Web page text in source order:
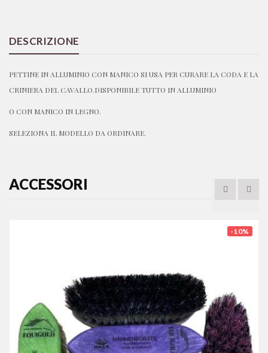
DESCRIZIONE
PETTINE IN ALLUMINIO CON MANICO SI USA PER CURARE LA CODA E LA
CRINIERA DEL CAVALLO.DISPONIBILE TUTTO IN ALLUMINIO
O CON MANICO IN LEGNO.
SELEZIONA IL MODELLO DA ORDINARE.
ACCESSORI
-10%